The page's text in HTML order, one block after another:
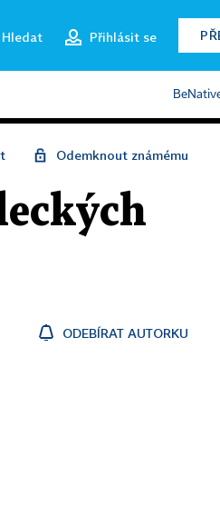
Hledat Přihlásit se
Odemknout známému
ODEBÍRAT AUTORKU